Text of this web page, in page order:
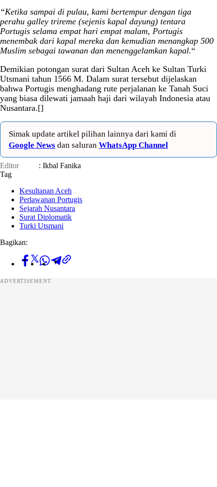
“Ketika sampai di pulau, kami bertempur dengan tiga
perahu galley trireme (sejenis kapal dayung) tentara
Portugis selama empat hari empat malam, Portugis
menembak dari kapal mereka dan kemudian menangkap 500
Muslim sebagai tawanan dan menenggelamkan kapal.“
Demikian potongan surat dari Sultan Aceh ke Sultan Turki
Utsmani tahun 1566 M. Dalam surat tersebut dijelaskan
bahwa Portugis menghadang rute perjalanan ke Tanah Suci
yang biasa dilewati jamaah haji dari wilayah Indonesia atau
Nusantara.[]
Simak update artikel pilihan lainnya dari kami di
Google News dan saluran WhatsApp Channel
Editor
: Ikbal Fanika
Tag
Kesultanan Aceh
Perlawanan Portugis
Sejarah Nusantara
Surat Diplomatik
Turki Utsmani
Bagikan:
ADVERTISEMENT